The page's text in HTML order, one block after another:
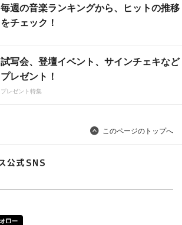
毎週の音楽ランキングから、ヒットの推移
をチェック！
試写会、登壇イベント、サインチェキなど
プレゼント！
プレゼント特集
このページのトップへ